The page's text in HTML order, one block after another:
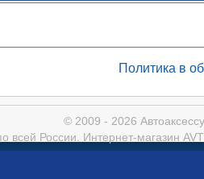
Политика в
© 2009 - 2026
всей России. Интернет-магазин